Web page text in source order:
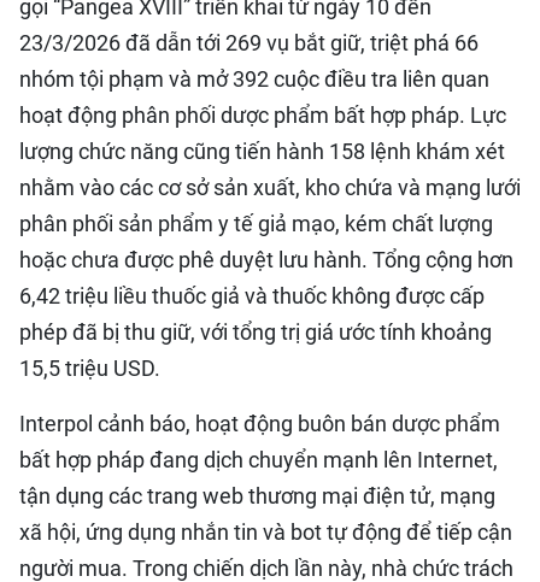
gọi “Pangea XVIII” triển khai từ ngày 10 đến
23/3/2026 đã dẫn tới 269 vụ bắt giữ, triệt phá 66
nhóm tội phạm và mở 392 cuộc điều tra liên quan
hoạt động phân phối dược phẩm bất hợp pháp. Lực
lượng chức năng cũng tiến hành 158 lệnh khám xét
nhằm vào các cơ sở sản xuất, kho chứa và mạng lưới
phân phối sản phẩm y tế giả mạo, kém chất lượng
hoặc chưa được phê duyệt lưu hành. Tổng cộng hơn
6,42 triệu liều thuốc giả và thuốc không được cấp
phép đã bị thu giữ, với tổng trị giá ước tính khoảng
15,5 triệu USD.
Interpol cảnh báo, hoạt động buôn bán dược phẩm
bất hợp pháp đang dịch chuyển mạnh lên Internet,
tận dụng các trang web thương mại điện tử, mạng
xã hội, ứng dụng nhắn tin và bot tự động để tiếp cận
người mua. Trong chiến dịch lần này, nhà chức trách